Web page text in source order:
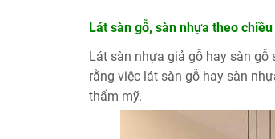
Lát sàn gỗ, sàn nhựa theo
Lát sàn nhựa giả gỗ hay sàn gỗ
rằng việc lát sàn gỗ hay sàn
thẩm mỹ.